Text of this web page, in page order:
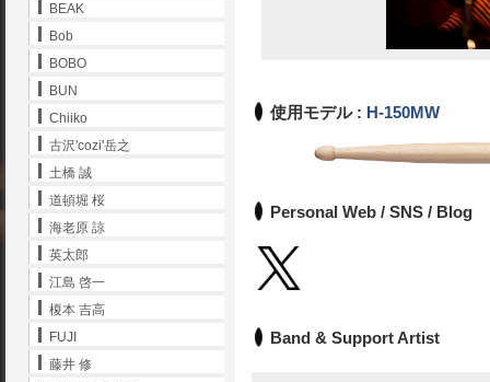
使用モデル : H-150MW
Personal Web / SNS / Blog
Band & Support Artist
BEAK
Bob
BOBO
BUN
Chiiko
古沢'cozi'岳之
土橋 誠
道頓堀 桜
海老原 諒
英太郎
江島 啓一
榎本 吉高
FUJI
藤井 修